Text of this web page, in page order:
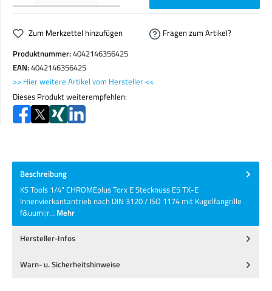
Zum Merkzettel hinzufügen
Fragen zum Artikel?
Produktnummer:4042146356425
EAN:4042146356425
>> Hier weitere Artikel vom Hersteller <<
Dieses Produkt weiterempfehlen:
Beschreibung
KS Tools 1/4" CHROMEplus Torx E Stecknuss E5 TX-E
Innenvierkantantrieb nach DIN 3120 / ISO 1174 mit Kugelfangrille
f&uuml;r… Mehr
Hersteller-Infos
Warn- u. Sicherheitshinweise